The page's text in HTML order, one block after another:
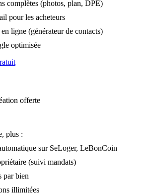
complètes (photos, plan, DPE)
pour les acheteurs
ligne (générateur de contacts)
optimisée
offerte
plus :
sur SeLoger, LeBonCoin
(suivi mandats)
par bien
illimitées